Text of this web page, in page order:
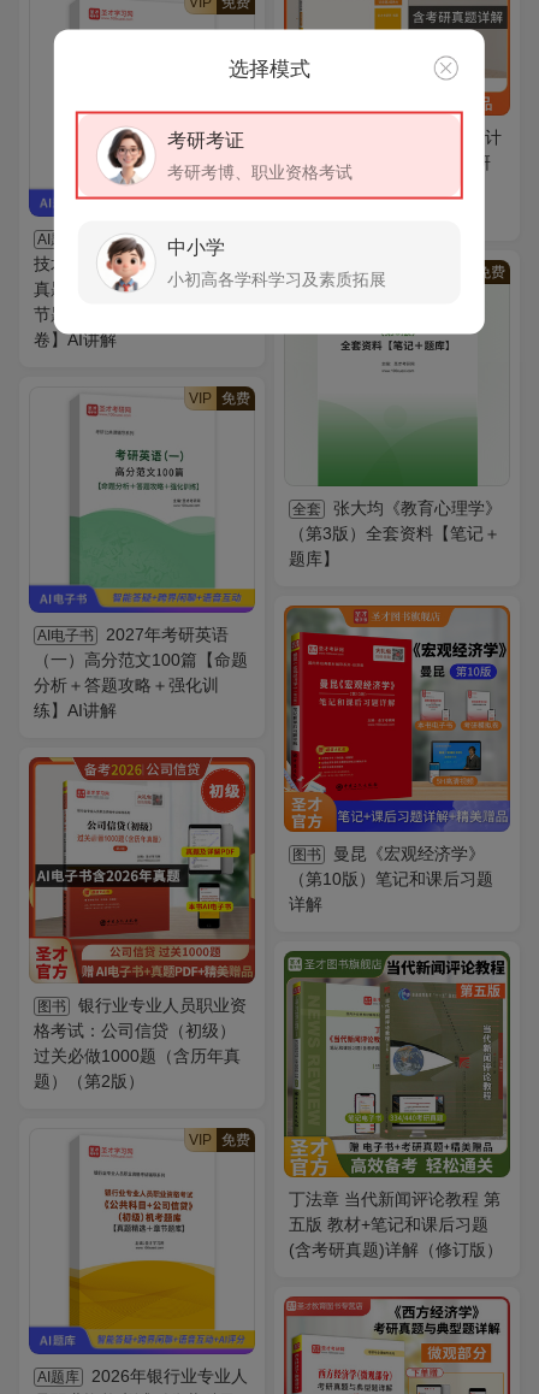
王受之《世界现代设计
史》笔记和典型题（含考研
真题）详解【适用第2版教
AI题库
2027年康复医学治疗
技术（师）考试题库【历年
真题（部分视频讲解）＋章
节题库＋模拟试题＋冲刺试
卷】AI讲解
免费
全套
张大均《教育心理学》
（第3版）全套资料【笔记＋
题库】
VIP 免费
AI电子书
2027年考研英语
（一）高分范文100篇【命题
分析＋答题攻略＋强化训
练】AI讲解
图书
曼昆《宏观经济学》
（第10版）笔记和课后习题
详解
图书
银行业专业人员职业资
格考试：公司信贷（初级）
过关必做1000题（含历年真
题）（第2版）
丁法章 当代新闻评论教程 第
五版 教材+笔记和课后习题
(含考研真题)详解（修订版）
VIP 免费
AI题库
2026年银行业专业人
选择模式
考研考证
考研考博、职业资格考试
中小学
小初高各学科学习及素质拓展